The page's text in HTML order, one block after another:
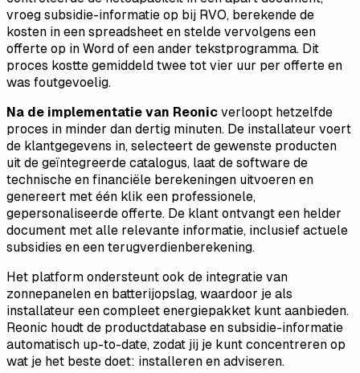
vroeg subsidie-informatie op bij RVO, berekende de
kosten in een spreadsheet en stelde vervolgens een
offerte op in Word of een ander tekstprogramma. Dit
proces kostte gemiddeld twee tot vier uur per offerte en
was foutgevoelig.
Na de implementatie van Reonic verloopt hetzelfde
proces in minder dan dertig minuten. De installateur voert
de klantgegevens in, selecteert de gewenste producten
uit de geïntegreerde catalogus, laat de software de
technische en financiële berekeningen uitvoeren en
genereert met één klik een professionele,
gepersonaliseerde offerte. De klant ontvangt een helder
document met alle relevante informatie, inclusief actuele
subsidies en een terugverdienberekening.
Het platform ondersteunt ook de integratie van
zonnepanelen en batterijopslag, waardoor je als
installateur een compleet energiepakket kunt aanbieden.
Reonic houdt de productdatabase en subsidie-informatie
automatisch up-to-date, zodat jij je kunt concentreren op
wat je het beste doet: installeren en adviseren.